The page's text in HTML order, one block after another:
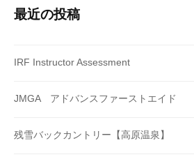
最近の投稿
IRF Instructor Assessment
JMGA アドバンスファーストエイド
残雪バックカントリー【高原温泉】